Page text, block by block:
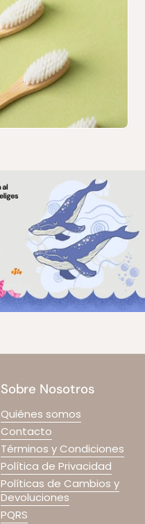
Sobre Nosotros
Quiénes somos
Contacto
Términos y Condiciones
Política de Privacidad
Políticas de Cambios y
Devoluciones
PQRS